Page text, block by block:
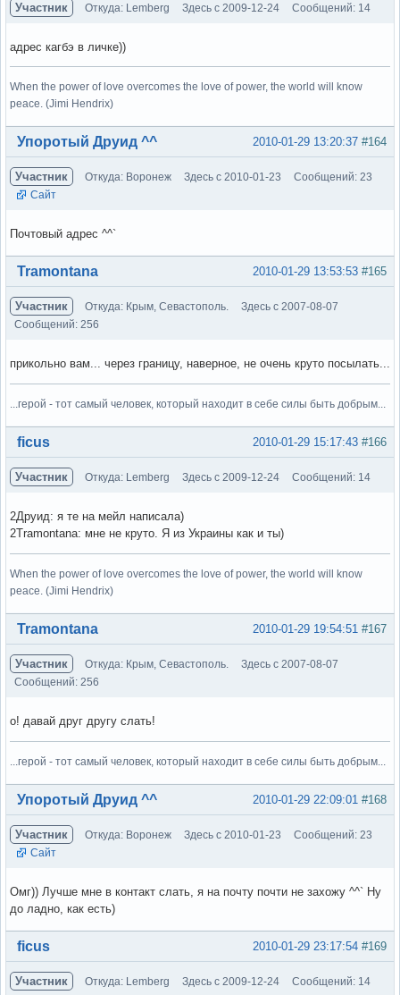
Участник Откуда: Lemberg Здесь с 2009-12-24 Сообщений: 14
адрес кагбэ в личке))
When the power of love overcomes the love of power, the world will know
peace. (Jimi Hendrix)
Вне форума #164
2010-01-29 13:20:37
Упоротый Друид ^^
Участник Откуда: Воронеж Здесь с 2010-01-23
Сообщений: 23
Сайт
Почтовый адрес ^^`
Вне форума #165
2010-01-29 13:53:53
Tramontana
Участник Откуда: Крым, Севастополь.
Здесь с 2007-08-07
Сообщений: 256
прикольно вам... через границу, наверное, не очень круто посылать...
...герой - тот самый человек, который находит в себе силы быть добрым...
Вне форума #166
2010-01-29 15:17:43
ficus
Участник Откуда: Lemberg Здесь с 2009-12-24 Сообщений: 14
2Друид: я те на мейл написала)
2Tramontana: мне не круто. Я из Украины как и ты)
When the power of love overcomes the love of power, the world will know
peace. (Jimi Hendrix)
Вне форума #167
2010-01-29 19:54:51
Tramontana
Участник Откуда: Крым, Севастополь.
Здесь с 2007-08-07
Сообщений: 256
о! давай друг другу слать!
...герой - тот самый человек, который находит в себе силы быть добрым...
Вне форума #168
2010-01-29 22:09:01
Упоротый Друид ^^
Участник Откуда: Воронеж Здесь с 2010-01-23
Сообщений: 23
Сайт
Омг)) Лучше мне в контакт слать, я на почту почти не захожу ^^` Ну
до ладно, как есть)
Вне форума #169
2010-01-29 23:17:54
ficus
Участник Откуда: Lemberg Здесь с 2009-12-24 Сообщений: 14